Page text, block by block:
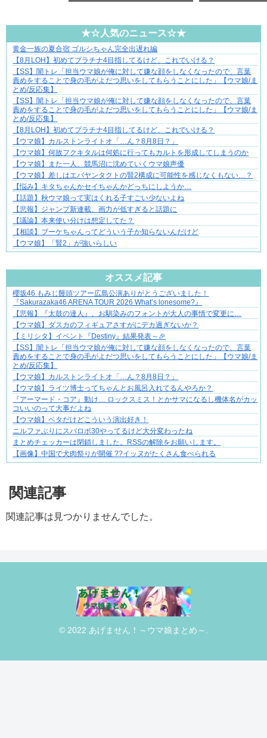
★☆人気のニュース☆★
分かり合えているはずの夫が、一番遠い
黄金一族の夏合宿 ゴルシちゃん完全出遅れ編
【8月LOH】初めてプラチナ4目指してるけど、これでいける？
【SS】闇トレ「担当ウマ娘が俺に対して嫌な顔をしなくなったので、言葉
責めをすることで身の毛がよだつ思いをしてもらうことにした」【ウマ娘/ま
とめ/反応集】
【SS】闇トレ「担当ウマ娘が俺に対して嫌な顔をしなくなったので、言葉
責めをすることで身の毛がよだつ思いをしてもらうことにした」【ウマ娘/ま
とめ/反応集】
【8月LOH】初めてプラチナ4目指してるけど、これでいける？
【ウマ娘】カルストンライトオ「…ん？8月8日？」
【ウマ娘】何故フクキタルは何処に行ってもカルトを形成してしまうのか
【ウマ娘】また一人、競馬沼に沈めていくウマ娘声優
【ウマ娘】差しはエバヤンタクトの賢2構成に可能性を感じなくもない…？
【悩み】キタちゃんかセイちゃんかどっちにしようか…
【話題】秋ウマ娘って実はくれる子すごい少ないよね
【悲報】ジャンプ新連載、画力が低すぎると話題に
【議論】本来使い分けは想定してた？
【相談】ブーケちゃんってどういう子か知らないんだけど
【ウマ娘】「賢2」が強いらしい
オススメ記事
夫婦なのに、心が一番遠かった日々
櫻坂46 もみじ饅頭ツアー広島公演ありがとうございました！
『Sakurazaka46 ARENA TOUR 2026 What’s lonesome?』
【悲報】『太鼓の達人』、お馴染みのフォントが大人の事情で変更に…
【ウマ娘】ダスカのフィギュアさすがにデカ過ぎないか？
【ミリシタ】イベント『Destiny』結果発表～🎉
【SS】闇トレ「担当ウマ娘が俺に対して嫌な顔をしなくなったので、言葉
責めをすることで身の毛がよだつ思いをしてもらうことにした」【ウマ娘/ま
とめ/反応集】
【ウマ娘】カルストンライトオ「…ん？8月8日？」
【ウマ娘】ライツ博士ってちゃんとお風呂入れてるんやろか？
『アーマード・コア』動け… ロックスミス！とかサマになるし機体名がカッ
コいいのって大事だよね
【ウマ娘】ベタだけどこういう演出好き！
ニルファぶりにスパロボ30やってるけど大分変わったね
まとめチェッカーは閉鎖しました。RSSの解除をお願いします。
【画像】中国で犬肉祭りが開催 ??イッヌがたくさん食べられる
関連記事
関連記事は見つかりませんでした。
© 2022 あげません！～ウマ娘まとめ～.